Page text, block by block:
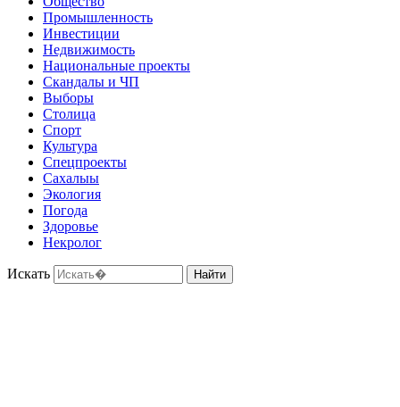
Промышленность
Инвестиции
Недвижимость
Национальные проекты
Скандалы и ЧП
Выборы
Столица
Спорт
Культура
Спецпроекты
Сахалыы
Экология
Погода
Здоровье
Некролог
Искать Найти